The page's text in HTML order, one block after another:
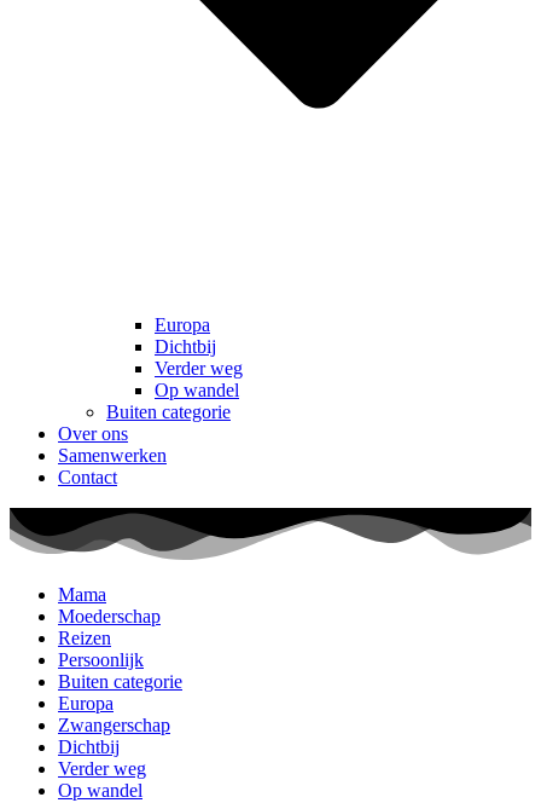
Europa
Dichtbij
Verder weg
Op wandel
Buiten categorie
Over ons
Samenwerken
Contact
Mama
Moederschap
Reizen
Persoonlijk
Buiten categorie
Europa
Zwangerschap
Dichtbij
Verder weg
Op wandel